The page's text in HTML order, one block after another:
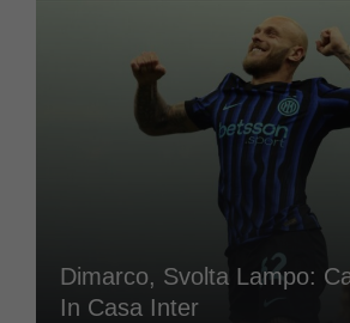
Dimarco, Svolta Lampo:
In Casa Inter